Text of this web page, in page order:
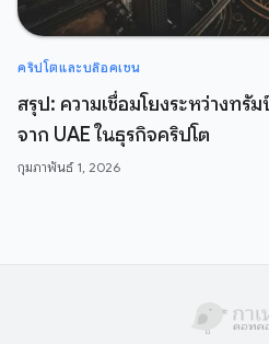
คริปโตและบล๊อคเชน
สรุป: ความเชื่อมโยงระหว่างท
จาก UAE ในธุรกิจคริปโต
กุมภาพันธ์ 1, 2026